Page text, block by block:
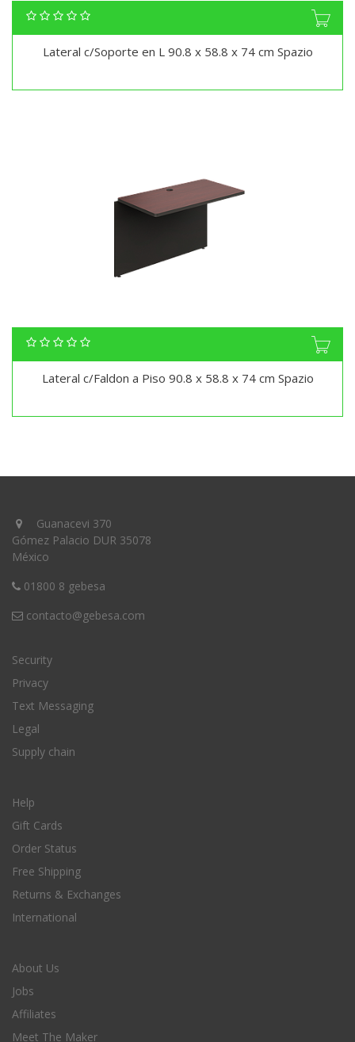
Lateral c/Soporte en L 90.8 x 58.8 x 74 cm Spazio
Lateral c/Faldon a Piso 90.8 x 58.8 x 74 cm Spazio
Guanacevi 370
Gómez Palacio DUR 35078
México
01800 8 gebesa
contacto@gebesa.com
Security
Privacy
Text Messaging
Legal
Supply chain
Help
Gift Cards
Order Status
Free Shipping
Returns & Exchanges
International
About Us
Jobs
Affiliates
Meet The Maker